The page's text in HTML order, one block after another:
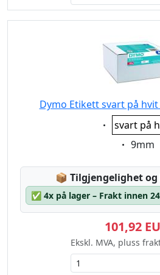
Dymo Etikett svart på hvit
Eigenschaft:
svart på
9mm
📦 Lagerstatus:
Tilgjengelighet
✅ 4x på lager – Frakt innen
101,92
Ekskl. MVA, pluss